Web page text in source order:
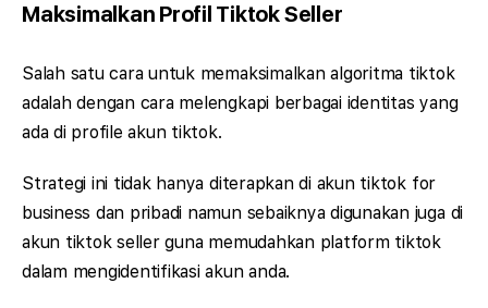
Maksimalkan Profil Tiktok Seller
Salah satu cara untuk memaksimalkan algoritma tiktok
adalah dengan cara melengkapi berbagai identitas yang
ada di profile akun tiktok.
Strategi ini tidak hanya diterapkan di akun tiktok for
business dan pribadi namun sebaiknya digunakan juga di
akun tiktok seller guna memudahkan platform tiktok
dalam mengidentifikasi akun anda.